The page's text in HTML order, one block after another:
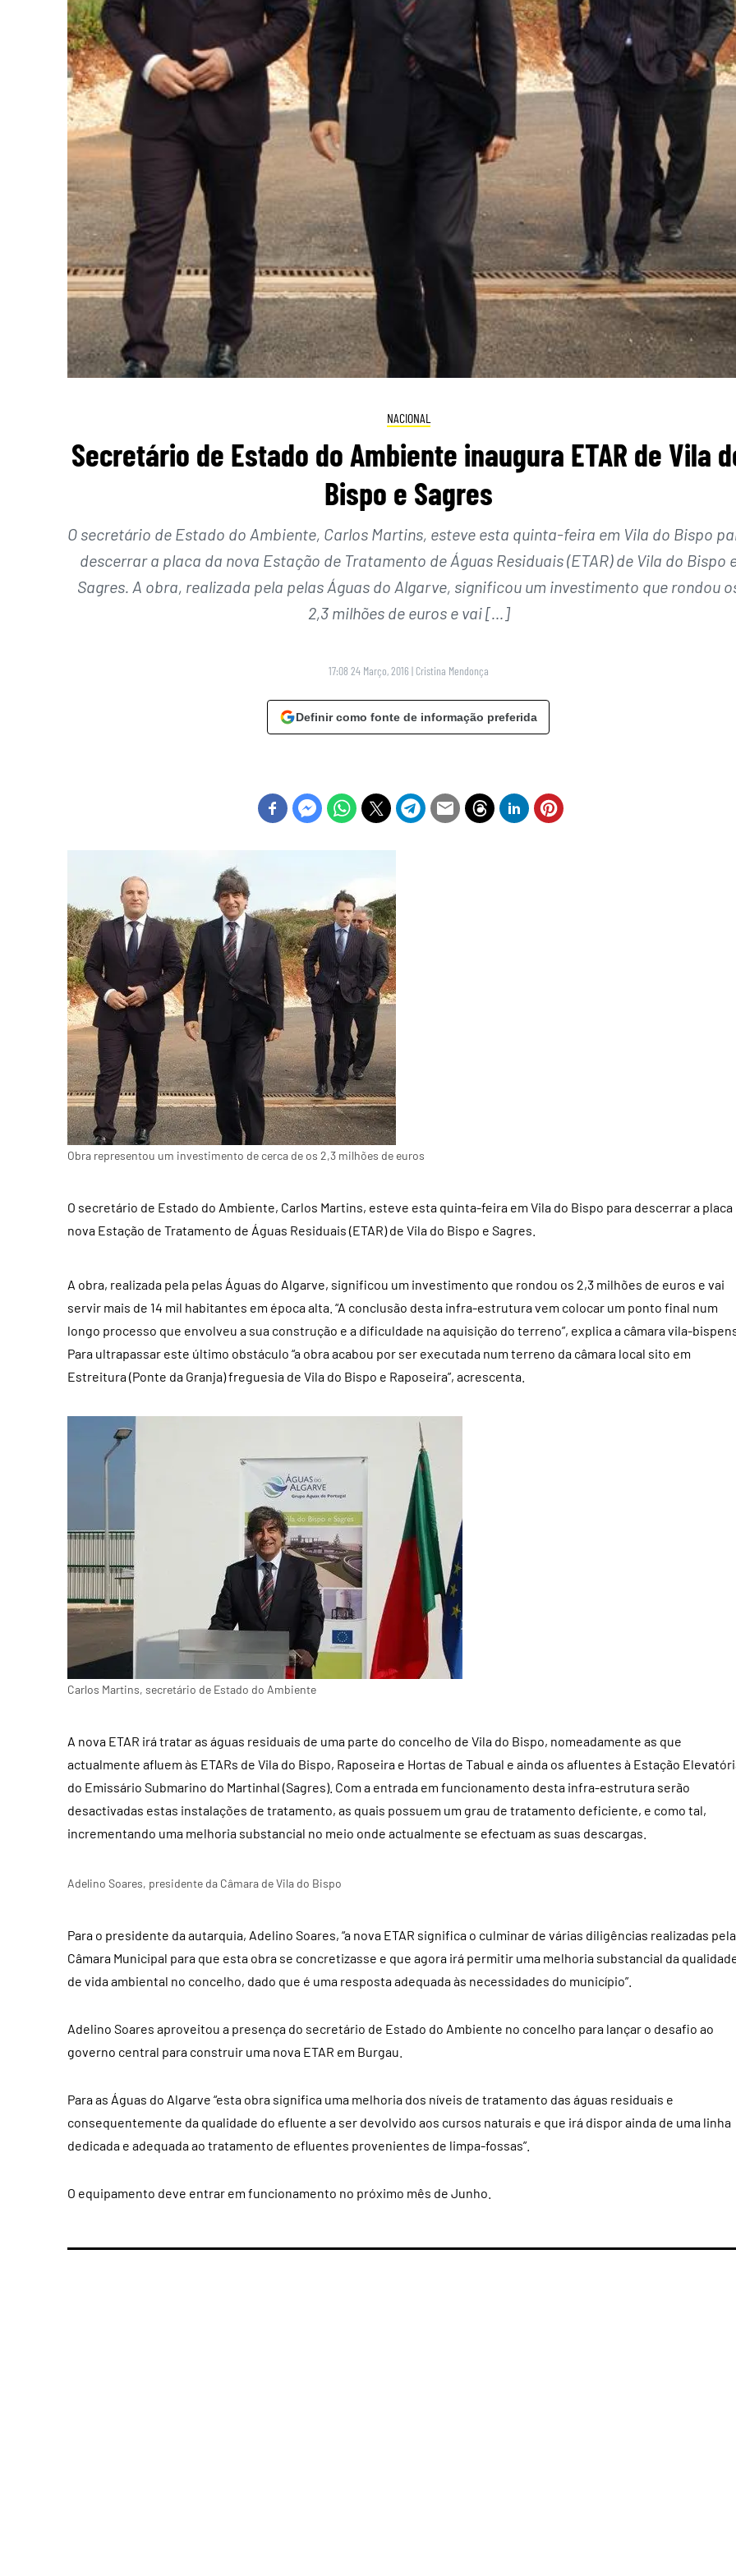
NACIONAL
Secretário de Estado do Ambiente inaugura ETAR de Vila
Bispo e Sagres
O secretário de Estado do Ambiente, Carlos Martins, esteve esta quinta-feira em Vila do Bispo
descerrar a placa da nova Estação de Tratamento de Águas Residuais (ETAR) de Vila do Bispo
Sagres. A obra, realizada pela pelas Águas do Algarve, significou um investimento que rondou
2,3 milhões de euros e vai […]
17:08 24 Março, 2016 | Cristina Mendonça
Definir como fonte de informação preferida
Obra representou um investimento de cerca de os 2,3 milhões de euros
O secretário de Estado do Ambiente, Carlos Martins, esteve esta quinta-feira em Vila do Bispo para descerrar a placa
nova Estação de Tratamento de Águas Residuais (ETAR) de Vila do Bispo e Sagres.
A obra, realizada pela pelas Águas do Algarve, significou um investimento que rondou os 2,3 milhões de euros e vai
servir mais de 14 mil habitantes em época alta. “A conclusão desta infra-estrutura vem colocar um ponto final num
longo processo que envolveu a sua construção e a dificuldade na aquisição do terreno”, explica a câmara vila-
Para ultrapassar este último obstáculo “a obra acabou por ser executada num terreno da câmara local sito em
Estreitura (Ponte da Granja) freguesia de Vila do Bispo e Raposeira”, acrescenta.
Carlos Martins, secretário de Estado do Ambiente
A nova ETAR irá tratar as águas residuais de uma parte do concelho de Vila do Bispo, nomeadamente as que
actualmente afluem às ETARs de Vila do Bispo, Raposeira e Hortas de Tabual e ainda os afluentes à Estação
do Emissário Submarino do Martinhal (Sagres). Com a entrada em funcionamento desta infra-estrutura serão
desactivadas estas instalações de tratamento, as quais possuem um grau de tratamento deficiente, e como tal,
incrementando uma melhoria substancial no meio onde actualmente se efectuam as suas descargas.
Adelino Soares, presidente da Câmara de Vila do Bispo
Para o presidente da autarquia, Adelino Soares, “a nova ETAR significa o culminar de várias diligências realizadas pela
Câmara Municipal para que esta obra se concretizasse e que agora irá permitir uma melhoria substancial da
de vida ambiental no concelho, dado que é uma resposta adequada às necessidades do município”.
Adelino Soares aproveitou a presença do secretário de Estado do Ambiente no concelho para lançar o desafio ao
governo central para construir uma nova ETAR em Burgau.
Para as Águas do Algarve “esta obra significa uma melhoria dos níveis de tratamento das águas residuais e
consequentemente da qualidade do efluente a ser devolvido aos cursos naturais e que irá dispor ainda de uma linha
dedicada e adequada ao tratamento de efluentes provenientes de limpa-fossas”.
O equipamento deve entrar em funcionamento no próximo mês de Junho.